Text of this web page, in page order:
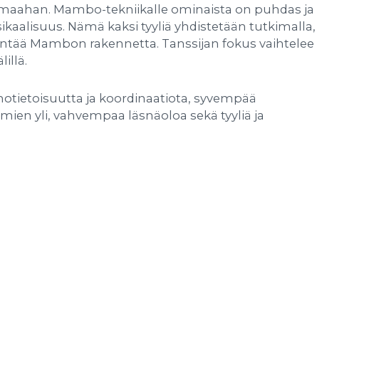
Mambo-tekniikalle ominaista on puhdas ja
Nämä kaksi tyyliä yhdistetään tutkimalla,
Mambon rakennetta. Tanssijan fokus vaihtelee
ja koordinaatiota, syvempää
yli, vahvempaa läsnäoloa sekä tyyliä ja